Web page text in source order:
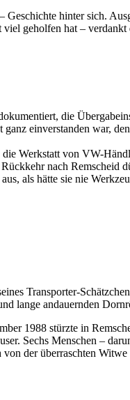
hinter sich.
geholfen hat – verdankt
die
einverstanden war,
Werkstatt von VW-
nach
als hätte sie nie
Transporter-
lange andauernden
1988 stürzte in
Sechs Menschen –
der überraschten Witwe